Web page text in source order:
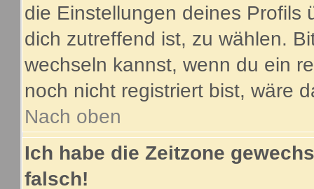
die Einstellungen deines Profils
dich zutreffend ist, zu wählen.
wechseln kannst, wenn du ein
noch nicht registriert bist, wäre
Nach oben
Ich habe die Zeitzone
falsch!